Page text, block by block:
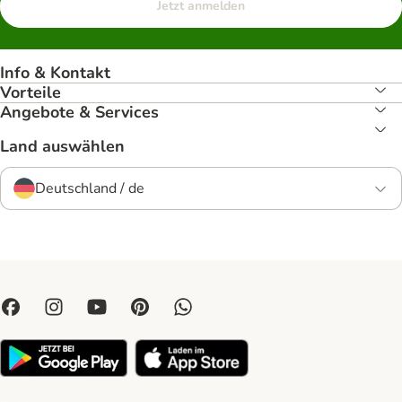
Jetzt anmelden
Info & Kontakt
Vorteile
Angebote & Services
Land auswählen
Deutschland / de